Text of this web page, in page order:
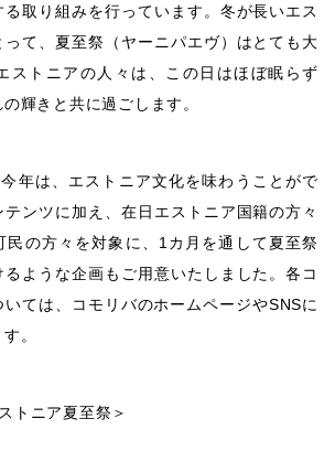
取り組みを行っています。冬が長いエス
って、夏至祭（ヤーニパエヴ）はとても大
ストニアの人々は、この日はほぼ眠らず
輝きと共に過ごします。
年は、エストニア文化を味わうことがで
ンツに加え、在日エストニア国籍の方々
民の方々を対象に、1カ月を通して夏至祭
ような企画もご用意いたしました。各コ
ては、コモリバのホームページやSNSに
。
トニア夏至祭＞